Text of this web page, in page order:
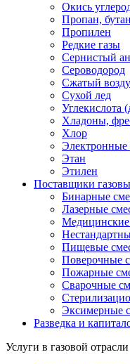
Окись
Пропан, бутан
Пропилен
Редкие газы
Сернистый
Сероводород
Сжатый
Сухой лед
Углекислота
Хладоны,
Хлор
Электронные
Этан
Этилен
Поставщики
Бинарные
Лазерные
Медицинские
Пищевые
Поверочные
Пожарные
Сварочные
Эксимерные
Разведка и
Услуги в газовой отрасли